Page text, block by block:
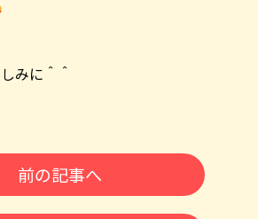
みに＾＾
前の記事へ